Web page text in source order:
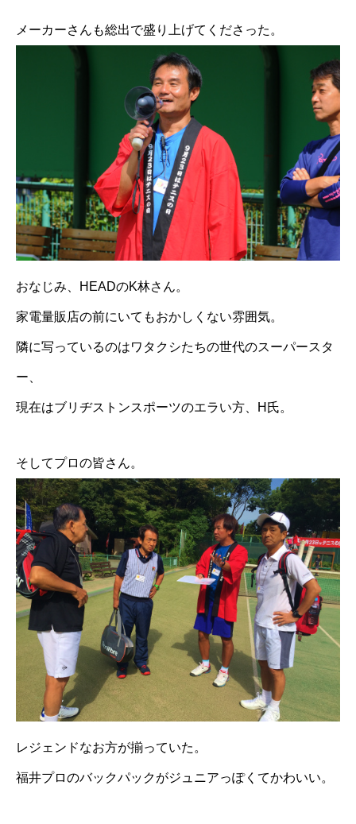
メーカーさんも総出で盛り上げてくださった。
おなじみ、HEADのK林さん。
家電量販店の前にいてもおかしくない雰囲気。
隣に写っているのはワタクシたちの世代のスーパースタ
ー、
現在はブリヂストンスポーツのエラい方、H氏。
そしてプロの皆さん。
レジェンドなお方が揃っていた。
福井プロのバックパックがジュニアっぽくてかわいい。